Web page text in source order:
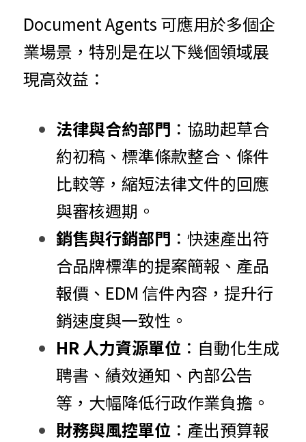
Document Agents 可應用於多個企
業場景，特別是在以下幾個領域展
現高效益：
法律與合約部門 ：協助起草合
約初稿、標準條款整合、條件
比較等，縮短法律文件的回應
與審核週期。
銷售與行銷部門 ：快速產出符
合品牌標準的提案簡報、產品
報價、EDM 信件內容，提升行
銷速度與一致性。
HR 人力資源單位 ：自動化生成
聘書、績效通知、內部公告
等，大幅降低行政作業負擔。
財務與風控單位 ：產出預算報